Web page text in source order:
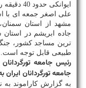
ایوانكی حدود 40 دقیقه راه است.
علی اصغر جمعه ای با
مشهد از استان
جاده ابریشم در
ترین مساجد كشور،
طبیعی قابل توجه است.
جامعه تورگردانان
به گزارش كاراموند به